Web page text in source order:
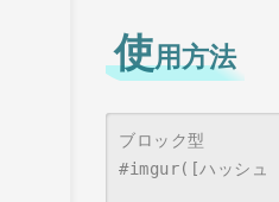
使用方法
ブロック型
#imgur([ハッシ